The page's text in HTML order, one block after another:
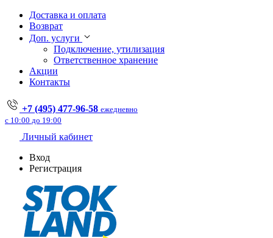
Доставка и оплата
Возврат
Доп. услуги
Подключение, утилизация
Ответственное хранение
Акции
Контакты
+7 (495) 477-96-58 ежедневно
с 10:00 до 19:00
Личный кабинет
Вход
Регистрация